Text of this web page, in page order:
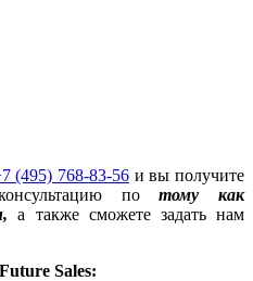
(495) 768-83-56 и вы получите
консультацию потому как
,а также сможете задать нам
Sales: